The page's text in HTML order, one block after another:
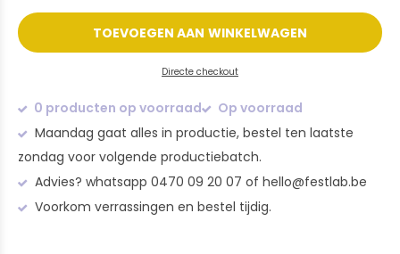
TOEVOEGEN AAN WINKELWAGEN
Directe checkout
0 producten op voorraad
Op voorraad
Maandag gaat alles in productie, bestel ten laatste
zondag voor volgende productiebatch.
Advies? whatsapp 0470 09 20 07 of hello@festlab.be
Voorkom verrassingen en bestel tijdig.